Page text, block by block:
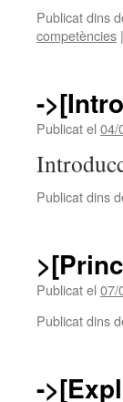
Publicat dins
competències |
-
Publicat el 04/
Publicat dins
Publicat el 07/
Publicat dins
-